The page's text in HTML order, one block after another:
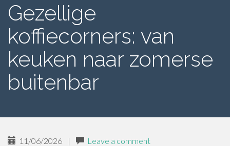
Gezellige
koffiecorners: van
keuken naar zomerse
buitenbar
11/06/2026 | Leave a comment